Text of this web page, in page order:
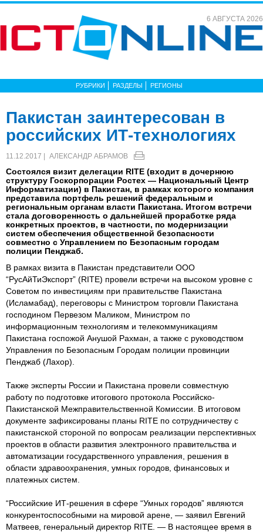
6 АВГУСТА 2026
РУБРИКИ РАЗДЕЛЫ РЕГИОНЫ
Пакистан заинтересован в
российских ИТ-технологиях
11.12.2017 | АЛЕКСАНДР АБРАМОВ
Состоялся визит делегации RITE (входит в дочернюю
структуру Госкорпорации Ростех — Национальный Центр
Информатизации) в Пакистан, в рамках которого компания
представила портфель решений федеральным и
региональным органам власти Пакистана. Итогом встречи
стала договоренность о дальнейшей проработке ряда
конкретных проектов, в частности, по модернизации
систем обеспечения общественной безопасности
совместно с Управлением по Безопасным городам
полиции Пенджаб.
В рамках визита в Пакистан представители ООО
“РусАйТиЭкспорт” (RITE) провели встречи на высоком уровне с
Советом по инвестициям при правительстве Пакистана
(Исламабад), переговоры с Министром торговли Пакистана
господином Первезом Маликом, Министром по
информационным технологиям и телекоммуникациям
Пакистана госпожой Анушой Рахман, а также с руководством
Управления по Безопасным Городам полиции провинции
Пенджаб (Лахор).
Также эксперты России и Пакистана провели совместную
работу по подготовке итогового протокола Российско-
Пакистанской Межправительственной Комиссии. В итоговом
документе зафиксированы планы RITE по сотрудничеству с
пакистанской стороной по вопросам реализации перспективных
проектов в области развития электронного правительства и
автоматизации государственного управления, решения в
области здравоохранения, умных городов, финансовых и
платежных систем.
“Российские ИТ-решения в сфере “Умных городов” являются
конкурентоспособными на мировой арене, — заявил Евгений
Матвеев, генеральный директор RITE. — В настоящее время в